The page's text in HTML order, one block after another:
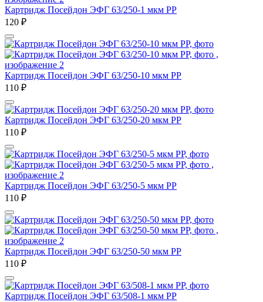
Картридж Посейдон ЭФГ 63/250-1 мкм РР
120 ₽
Картридж Посейдон ЭФГ 63/250-10 мкм РР
110 ₽
Картридж Посейдон ЭФГ 63/250-20 мкм РР
110 ₽
Картридж Посейдон ЭФГ 63/250-5 мкм РР
110 ₽
Картридж Посейдон ЭФГ 63/250-50 мкм РР
110 ₽
Картридж Посейдон ЭФГ 63/508-1 мкм РР